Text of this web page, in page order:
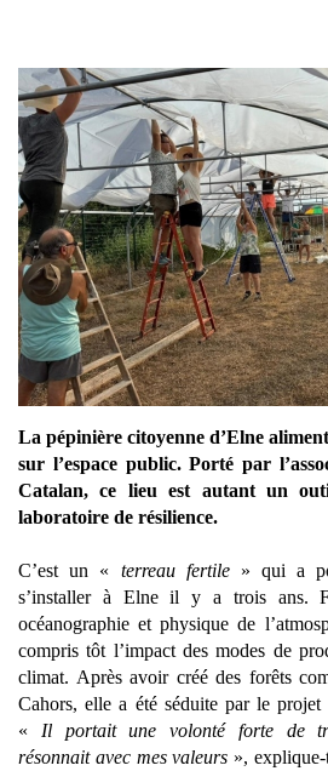
La pépinière citoyenne d’Elne
sur l’espace public. Porté par
Catalan, ce lieu est autant un
laboratoire de résilience.
C’est un « terreau fertile» qui a
s’installer à Elne il y a trois ans.
océanographie et physique de
compris tôt l’impact des modes de
climat. Après avoir créé des forêts
Cahors, elle a été séduite par le
« Il portait une volonté forte de
résonnait avec mes valeurs »,